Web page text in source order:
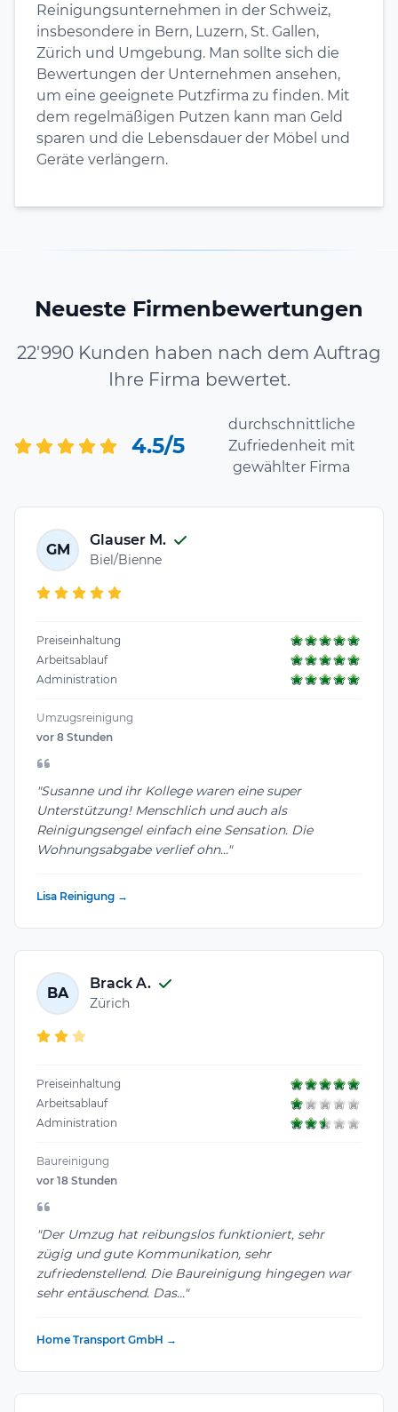
Reinigungsunternehmen in der Schweiz,
insbesondere in Bern, Luzern, St. Gallen,
Zürich und Umgebung. Man sollte sich die
Bewertungen der Unternehmen ansehen,
um eine geeignete Putzfirma zu finden. Mit
dem regelmäßigen Putzen kann man Geld
sparen und die Lebensdauer der Möbel und
Geräte verlängern.
Neueste Firmenbewertungen
22'990 Kunden haben nach dem Auftrag
Ihre Firma bewertet.
4.5/5
durchschnittliche
Zufriedenheit mit
gewählter Firma
GM
Glauser M.
Biel/Bienne
Preiseinhaltung
Arbeitsablauf
Administration
Umzugsreinigung
vor 8 Stunden
"Susanne und ihr Kollege waren eine super
Unterstützung! Menschlich und auch als
Reinigungsengel einfach eine Sensation. Die
Wohnungsabgabe verlief ohn..."
Lisa Reinigung →
BA
Brack A.
Zürich
Preiseinhaltung
Arbeitsablauf
Administration
Baureinigung
vor 18 Stunden
"Der Umzug hat reibungslos funktioniert, sehr
zügig und gute Kommunikation, sehr
zufriedenstellend. Die Baureinigung hingegen war
sehr entäuschend. Das..."
Home Transport GmbH →